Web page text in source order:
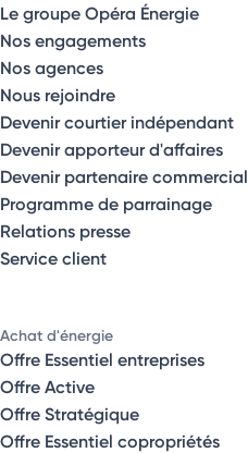
Le groupe Opéra Énergie
Nos engagements
Nos agences
Nous rejoindre
Devenir courtier indépendant
Devenir apporteur d'affaires
Devenir partenaire commercial
Programme de parrainage
Relations presse
Service client
Achat d'énergie
Offre Essentiel entreprises
Offre Active
Offre Stratégique
Offre Essentiel copropriétés